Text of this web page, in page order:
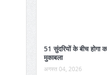
51 सुंदरियों के बीच होगा
मुकाबला
अगस्त 04, 2026